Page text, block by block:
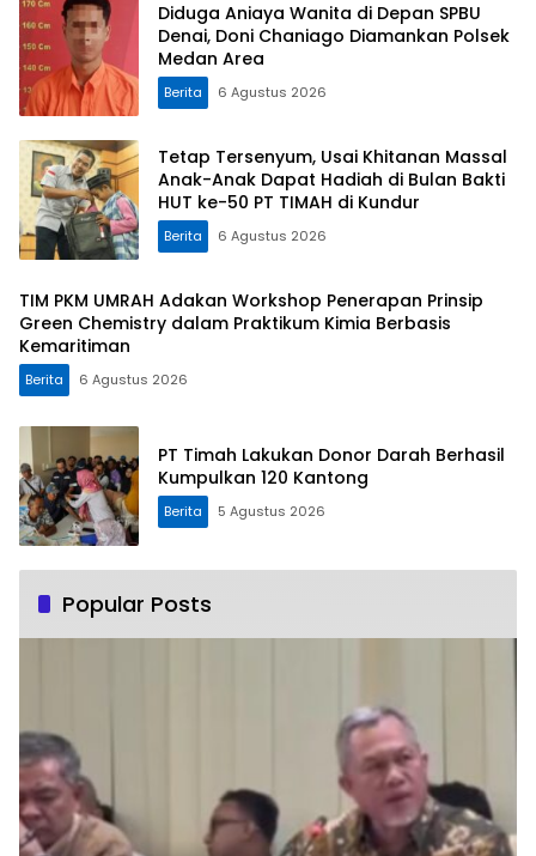
Diduga Aniaya Wanita di Depan SPBU
Denai, Doni Chaniago Diamankan Polsek
Medan Area
Berita 6 Agustus 2026
Tetap Tersenyum, Usai Khitanan Massal
Anak-Anak Dapat Hadiah di Bulan Bakti
HUT ke-50 PT TIMAH di Kundur
Berita 6 Agustus 2026
TIM PKM UMRAH Adakan Workshop Penerapan Prinsip
Green Chemistry dalam Praktikum Kimia Berbasis
Kemaritiman
Berita 6 Agustus 2026
PT Timah Lakukan Donor Darah Berhasil
Kumpulkan 120 Kantong
Berita 5 Agustus 2026
Popular Posts